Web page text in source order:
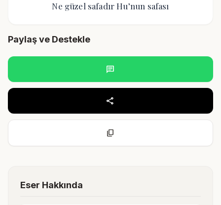
Ne güzel safadır Hu’nun safası
Paylaş ve Destekle
chat
share
content_copy
Eser Hakkında